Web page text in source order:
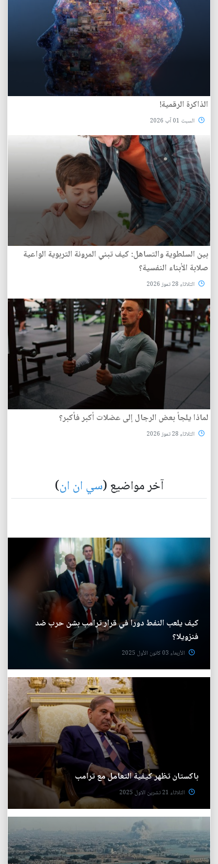
الذاكرة الرقمية!
السبت 01 آب 2026
بين السلطوية والتساهل: كيف تبني المرونة التربوية الواعية
صلابة الأبناء النفسية؟
الثلاثاء 28 تموز 2026
لماذا يلجأ بعض الرجال إلى عضلات أكبر فأكبر؟
الثلاثاء 28 تموز 2026
آخر مواضيع (سي ان ان)
كيف يلعب النفط دورا في قرار ترامب بشن حرب ضد
فنزويلا؟
الأربعاء 03 كانون الأول 2025
باكستان تظهر كيفية التعامل مع ترامب
الثلاثاء 21 تشرين الاول 2025